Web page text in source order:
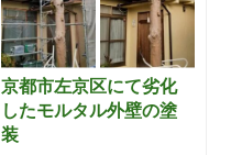
京都市左京区にて劣化
したモルタル外壁の塗
装